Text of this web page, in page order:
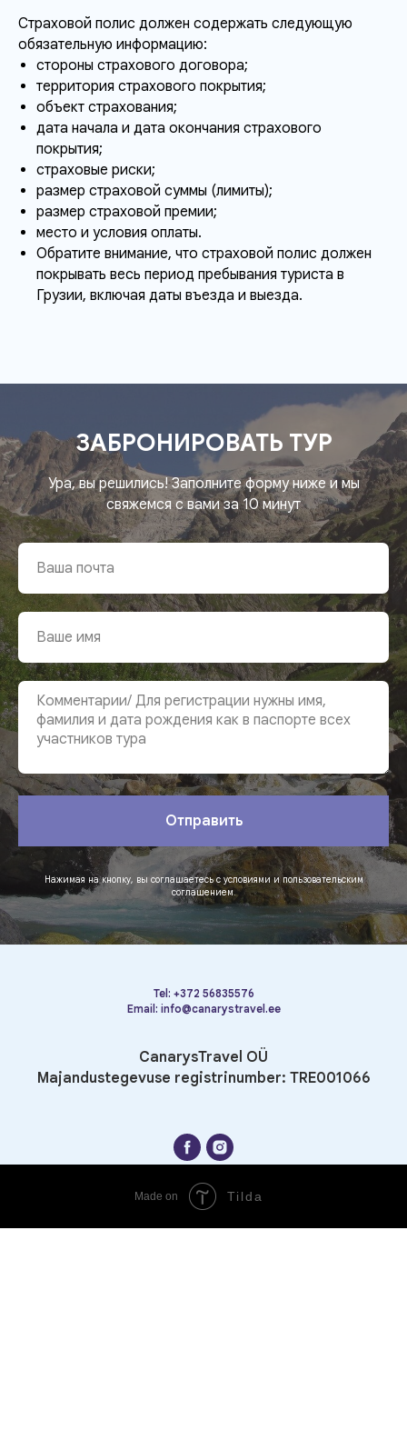
Страховой полис должен содержать следующую
обязательную информацию:
стороны страхового договора;
территория страхового покрытия;
объект страхования;
дата начала и дата окончания страхового
покрытия;
страховые риски;
размер страховой суммы (лимиты);
размер страховой премии;
место и условия оплаты.
Обратите внимание, что страховой полис должен
покрывать весь период пребывания туриста в
Грузии, включая даты въезда и выезда.
ЗАБРОНИРОВАТЬ ТУР
Ура, вы решились! Заполните форму ниже и мы
свяжемся с вами за 10 минут
Отправить
Нажимая на кнопку, вы соглашаетесь с условиями и пользовательским
соглашением.
Tel: +372 56835576
Email: info@canarystravel.ee
CanarysTravel OÜ
Majandustegevuse registrinumber: TRE001066
Made on Tilda